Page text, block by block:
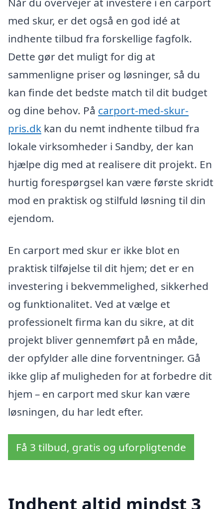
med skur, er det også en god idé at
indhente tilbud fra forskellige fagfolk.
Dette gør det muligt for dig at
sammenligne priser og løsninger, så du
kan finde det bedste match til dit budget
og dine behov. På carport-med-skur-
pris.dk kan du nemt indhente tilbud fra
lokale virksomheder i Sandby, der kan
hjælpe dig med at realisere dit projekt. En
hurtig forespørgsel kan være første skridt
mod en praktisk og stilfuld løsning til din
ejendom.
En carport med skur er ikke blot en
praktisk tilføjelse til dit hjem; det er en
investering i bekvemmelighed, sikkerhed
og funktionalitet. Ved at vælge et
professionelt firma kan du sikre, at dit
projekt bliver gennemført på en måde,
der opfylder alle dine forventninger. Gå
ikke glip af muligheden for at forbedre dit
hjem – en carport med skur kan være
løsningen, du har ledt efter.
Få 3 tilbud, gratis og uforpligtende
Indhent altid mindst 3